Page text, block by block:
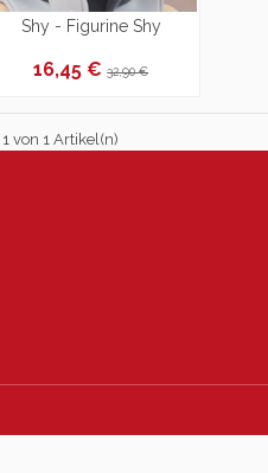
Shy - Figurine Shy
16,45 €32,90 €
1 von 1 Artikel(n)